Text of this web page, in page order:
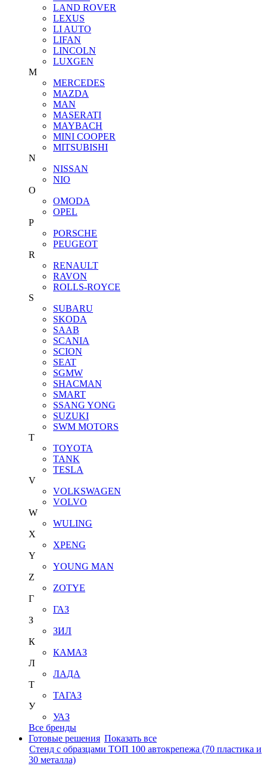
LAND ROVER
LEXUS
LI AUTO
LIFAN
LINCOLN
LUXGEN
M
MERCEDES
MAZDA
MAN
MASERATI
MAYBACH
MINI COOPER
MITSUBISHI
N
NISSAN
NIO
O
OMODA
OPEL
P
PORSCHE
PEUGEOT
R
RENAULT
RAVON
ROLLS-ROYCE
S
SUBARU
SKODA
SAAB
SCANIA
SCION
SEAT
SGMW
SHACMAN
SMART
SSANG YONG
SUZUKI
SWM MOTORS
T
TOYOTA
TANK
TESLA
V
VOLKSWAGEN
VOLVO
W
WULING
X
XPENG
Y
YOUNG MAN
Z
ZOTYE
Г
ГАЗ
З
ЗИЛ
К
КАМАЗ
Л
ЛАДА
Т
ТАГАЗ
У
УАЗ
Все бренды
Готовые решения Показать все
Стенд с образцами ТОП 100 автокрепежа (70 пластика и
30 металла)